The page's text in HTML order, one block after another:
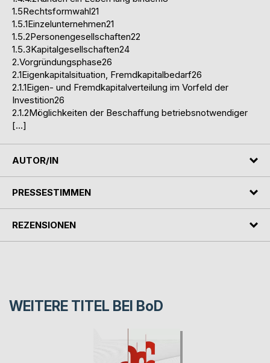
1.5Rechtsformwahl21
1.5.1Einzelunternehmen21
1.5.2Personengesellschaften22
1.5.3Kapitalgesellschaften24
2.Vorgründungsphase26
2.1Eigenkapitalsituation, Fremdkapitalbedarf26
2.1.1Eigen- und Fremdkapitalverteilung im Vorfeld der
Investition26
2.1.2Möglichkeiten der Beschaffung betriebsnotwendiger
[…]
AUTOR/IN
PRESSESTIMMEN
REZENSIONEN
WEITERE TITEL BEI BoD